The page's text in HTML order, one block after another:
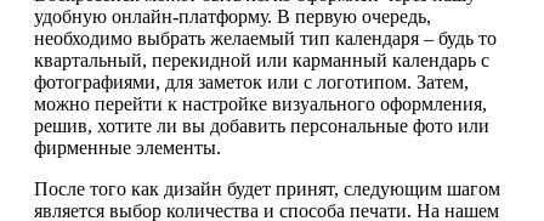
удобную онлайн-платформу. В первую очередь,
необходимо выбрать желаемый тип календаря – будь то
квартальный, перекидной или карманный календарь с
фотографиями, для заметок или с логотипом. Затем,
можно перейти к настройке визуального оформления,
решив, хотите ли вы добавить персональные фото или
фирменные элементы.
После того как дизайн будет принят, следующим шагом
является выбор количества и способа печати. На нашем